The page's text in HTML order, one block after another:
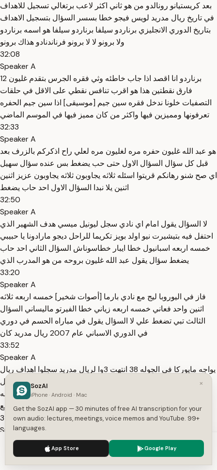
بعد كريستيانو رونالدو من هو ثاني اكثر لاعب برتغالي تسجيل للاهداف
في تاريخ ريال مدريد لويس فيجو خطا بسسر السؤال بتسجيل الاهداف
بتاريخ الدوري الانجليزي برناردو سيلفا برناردو سيلفا هو اسمه برناردو
ولا برونو لا لا برونو فرناندنادو هذاك برونو
32:08
Speaker A
برناردو انا اقصد اذا جاب خاطئه وثي فقره الجرس بتقدم غليون 12
فارق نقطتين هذا هو اقرب تنافس نقطي على الاقل في حلقات
التصفيات خلونا ندخل فقره سين جيم [موسيقى] اذا سين جيم الحفره
تعرفونها ومميزين فيها واكثر من كان مميز فيها في الموسم الماضي
32:33
Speaker A
هو عبد الله غليون حفره مره لغليون مره لعلي راح اذكركم بالزرف بعد
قبل كل سؤال السؤال الاول حتى حب يضغط بس عنده سؤال سهيل
اي صح شنو رهانكم قريتوا اسئله ثلاثه يجاوبون ثلاثه يجاوبون عزيز اثنين
اثنين يلا نبدا السؤال الاول احد حاب يضغط
32:50
Speaker A
لا السؤال يقول امام اي نادي سجل ليونيل ميسي هدف الشهير الذي
احتفل فيه بتيشيرت نيو اولد بويز تكريما للراحل ديجو مارادونا يا حبيبي
خمسه اربعه اسبانيول خطا ايبار خطاسوناش السؤال الثاني احد حاب
يضغط سؤال يقول عبد الله غليون بروحه من هو المدرب الذي
33:20
Speaker A
فاز في اليوروبا ليج مع نادي بارما [أصوات شخير] خمسه اربعه ثلاثه
اثنين واحد فعاني خمسه اربعه زياني خطا الفيرتو ماليساني السؤال
الثالث تبي تضغط علي لا السؤال يقول في مباراه الحسم في دوري
في الدوري الاسباني عام 2007 ريال مدريد كان
33:52
Speaker A
يواجه مايوركا في الجوله 38 انتهت 3وا لريال مدريد سجلوا اهداف ريال
مدريد هدفين ريس ومن الهدف الاخر لايف قطع مباراه لايف تفضل
خمسه اربعه ثلاثه سفيولا خطا دياره مامادوا دياره صح يا معاني والله
عم بتذكر الماتش بتعرف مع
34:24
Speaker A
بالراس بالراس بالراس 12 السؤال الرابع ها يلا روح السؤال يقول حفره
لعلي فعاني يوجد ناديان نرويجيان تاهلوا الى دور 16 في تاريخ الابطال
هم بودوجلمنت ومن روزنبرج روزنبرج حفره صحيحه لعلي فوعاني
We use cookies to enhance your experience.
×
SozAI
iPhone · Android · Mac
Get the SozAI app — 30 minutes of free AI transcription for your
own audio: lectures, meetings, voice memos and YouTube. 99+
languages.
App Store Google Play